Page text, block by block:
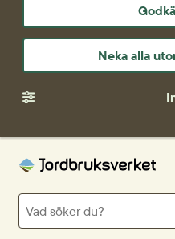
Neka alla
Sök